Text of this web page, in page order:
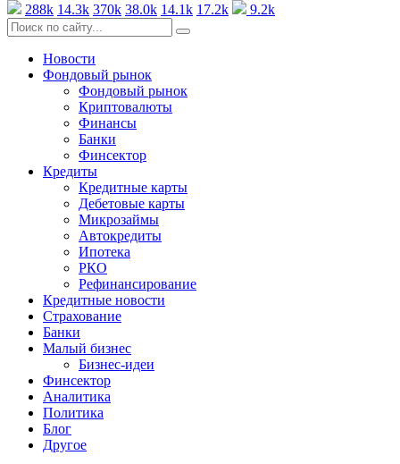
288k 14.3k 370k 38.0k 14.1k 17.2k 9.2k
Новости
Фондовый рынок
Фондовый рынок
Криптовалюты
Финансы
Банки
Финсектор
Кредиты
Кредитные карты
Дебетовые карты
Микрозаймы
Автокредиты
Ипотека
РКО
Рефинансирование
Кредитные новости
Страхование
Банки
Малый бизнес
Бизнес-идеи
Финсектор
Аналитика
Политика
Блог
Другое